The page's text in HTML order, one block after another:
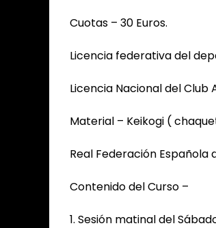
Cuotas – 30 Euros.
Licencia federativa del
Licencia Nacional del Club
Material – Keikogi (
Real Federación Española
Contenido del Curso –
1. Sesión matinal del